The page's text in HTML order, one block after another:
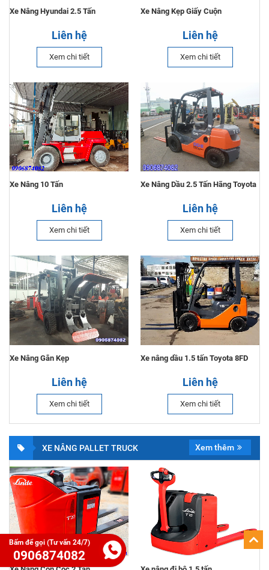
Xe Nâng Hyundai 2.5 Tấn
Liên hệ
Xem chi tiết
Xe Nâng Kẹp Giấy Cuộn
Liên hệ
Xem chi tiết
Xe Nâng 10 Tấn
Liên hệ
Xem chi tiết
Xe Nâng Dầu 2.5 Tấn Hãng Toyota
Liên hệ
Xem chi tiết
Xe Nâng Gắn Kẹp
Liên hệ
Xem chi tiết
Xe nâng dầu 1.5 tấn Toyota 8FD
Liên hệ
Xem chi tiết
XE NÂNG PALLET TRUCK Xem thêm
Bấm để gọi (Tư vấn 24/7)
0906874082